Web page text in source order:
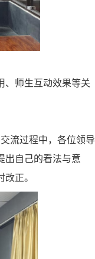
、师生互动效果等关
流过程中，各位领导
出自己的看法与意
正。